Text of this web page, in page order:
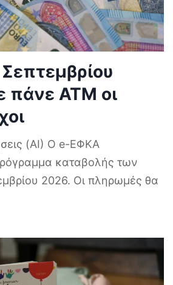
πάνε ΑΤΜ οι
(AI) Ο e-ΕΦΚΑ
καταβολής των
2026. Οι πληρωμές θα